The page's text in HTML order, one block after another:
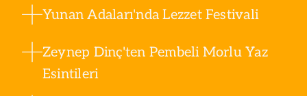
Yunan Adaları'nda Lezzet Festivali
Zeynep Dinç'ten Pembeli Morlu Yaz
Esintileri